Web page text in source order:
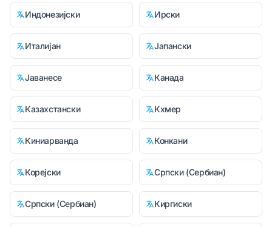
Индонезијски Ирски
Италијан Јапански
Јаванесе Канада
Казахстански Кхмер
Киниарванда Конкани
Корејски Српски (Сербиан)
Српски (Сербиан) Киргиски